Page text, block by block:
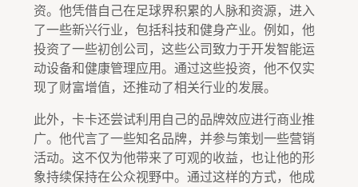
资。他凭借自己在足球界积累的人脉和资源，进入
了一些新兴行业，包括科技和健身产业。例如，他
投资了一些初创公司，这些公司致力于开发智能运
动设备和健康管理应用。通过这些投资，他不仅实
现了财富增值，还推动了相关行业的发展。
此外，卡卡还尝试利用自己的品牌效应进行商业推
广。他代言了一些知名品牌，并参与策划一些营销
活动。这不仅为他带来了可观的收益，也让他的形
象持续保持在公众视野中。通过这样的方式，他成